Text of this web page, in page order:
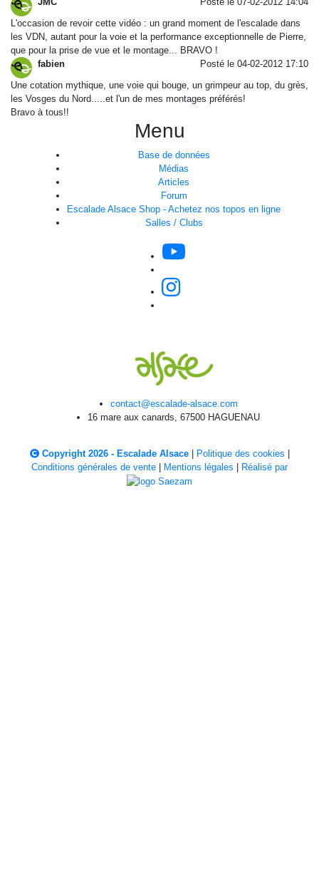
L'occasion de revoir cette vidéo : un grand moment de l'escalade dans
les VDN, autant pour la voie et la performance exceptionnelle de Pierre,
que pour la prise de vue et le montage... BRAVO !
fabien
Posté le 04-02-2012 17:10
Une cotation mythique, une voie qui bouge, un grimpeur au top, du grès,
les Vosges du Nord.....et l'un de mes montages préférés!
Bravo à tous!!
Menu
Base de données
Médias
Articles
Forum
Escalade Alsace Shop - Achetez nos topos en ligne
Salles / Clubs
contact@escalade-alsace.com
16 mare aux canards, 67500 HAGUENAU
Copyright 2026 - Escalade Alsace Politique des cookies
Conditions générales de vente
Mentions légales Réalisé par